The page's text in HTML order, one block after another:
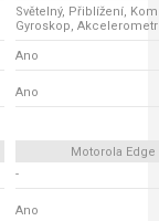
Světelný, Přiblížení,
Gyroskop, Akcelerometr
Ano
Ano
Motorola Edge
-
Ano